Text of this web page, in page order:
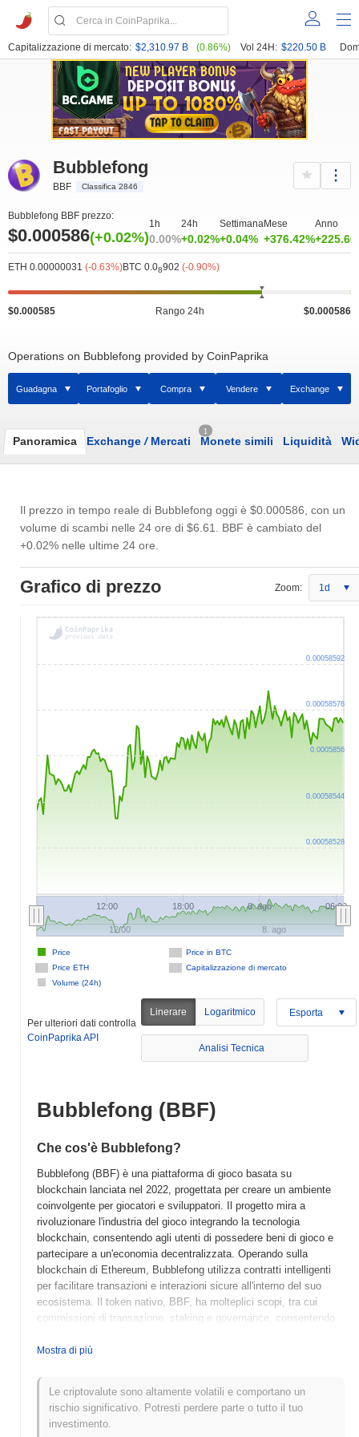
Capitalizzazione di mercato: $2,310.97 B (0.86%) Vol 24H: $220.50 B
Bubblefong
BBF Classifica 2846
Bubblefong BBF prezzo:
$0.000586(+0.02%)
1h
0.00%
24h
+0.02%
Settimana
+0.04%
Mese
+376.42%
Anno
ETH 0.00000031 (-0.63%)BTC 0.08902 (-0.90%)
$0.000585 Rango 24h $0.000586
Operations on Bubblefong provided by CoinPaprika
Guadagna Portafoglio Compra Vendere Exchange
Panoramica Exchange /Mercati
1
Monete simili Liquidità
Il prezzo in tempo reale di Bubblefong oggi è $0.000586 , con un
volume di scambi nelle 24 ore di $6.61
. BBF è cambiato del
+0.02% nelle ultime 24 ore.
Grafico di prezzo Zoom: 1d
12:00 18:00 8. ago 06:00
Price in BTC
Price ETH
Capitalizzazione di mercato
Volume (24h)
Price
12:00 8. ago
0.00058528
0.00058544
0.0005856
0.00058576
0.00058592
Per ulteriori dati controlla
CoinPaprika API
Linerare Logaritmico Esporta
Analisi Tecnica
Bubblefong (BBF)
Che cos'è Bubblefong?
Bubblefong (BBF) è una piattaforma di gioco basata su
blockchain lanciata nel 2022, progettata per creare un ambiente
coinvolgente per giocatori e sviluppatori. Il progetto mira a
rivoluzionare l'industria del gioco integrando la tecnologia
blockchain, consentendo agli utenti di possedere beni di gioco e
partecipare a un'economia decentralizzata. Operando sulla
blockchain di Ethereum, Bubblefong utilizza contratti intelligenti
per facilitare transazioni e interazioni sicure all'interno del suo
ecosistema. Il token nativo, BBF, ha molteplici scopi, tra cui
commissioni di transazione, staking e governance, consentendo
processi decisionali. Bubblefong si distingue per la sua
come meccaniche play-to-earn e integrazione di NFT, che
migliorano il coinvolgimento degli utenti e forniscono valore reale
ai risultati di gioco. Questo approccio innovativo posiziona
Bubblefong come un attore significativo nel panorama in
Mostra di più
Le criptovalute sono altamente volatili e comportano un
rischio significativo. Potresti perdere parte o tutto il tuo
investimento.